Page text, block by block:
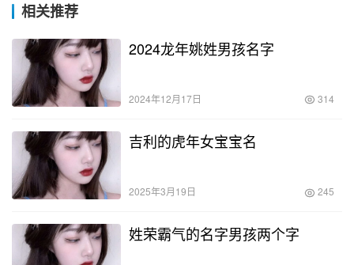
相关推荐
2024龙年姚姓男孩名字
2024年12月17日 314
吉利的虎年女宝宝名
2025年3月19日 245
姓荣霸气的名字男孩两个字